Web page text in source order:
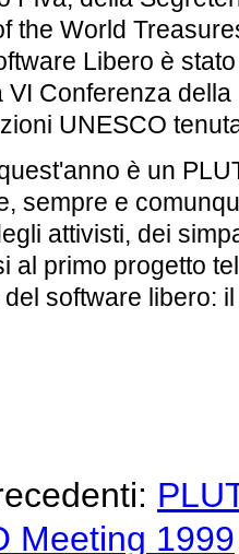
the World
Libero è
VI Conferenza
UNESCO
è un
sempre e
attivisti, dei
al primo progetto
software libero:
Meeting 1999